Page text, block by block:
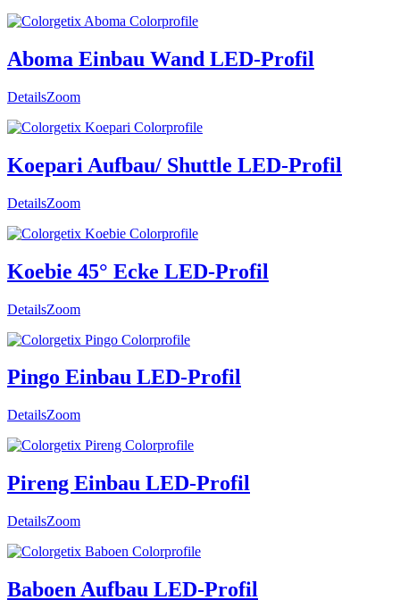
Aboma Einbau Wand LED-Profil
DetailsZoom
Koepari Aufbau/ Shuttle LED-Profil
DetailsZoom
Koebie 45° Ecke LED-Profil
DetailsZoom
Pingo Einbau LED-Profil
DetailsZoom
Pireng Einbau LED-Profil
DetailsZoom
Baboen Aufbau LED-Profil